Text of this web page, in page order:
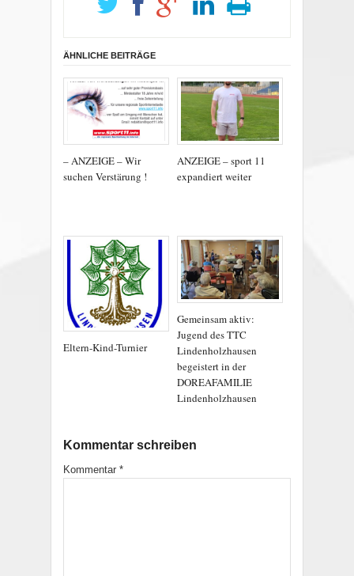
ÄHNLICHE BEITRÄGE
– ANZEIGE – Wir
suchen Verstärung !
ANZEIGE – sport 11
expandiert weiter
Eltern-Kind-Turnier
Gemeinsam aktiv:
Jugend des TTC
Lindenholzhausen
begeistert in der
DOREAFAMILIE
Lindenholzhausen
Kommentar schreiben
Kommentar *